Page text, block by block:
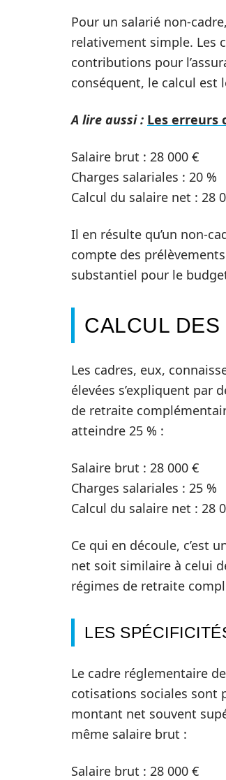
Pour un salarié non-
relativement simple. Les
contributions pour
conséquent, le calcul est
A lire aussi : Les erreurs
Salaire brut : 28 000 €
Charges salariales : 20 %
Calcul du salaire net : 28
Il en résulte qu’un non-
compte des
substantiel pour le
CALCUL
Les cadres, eux,
élevées s’expliquent par
de retraite
atteindre 25 % :
Salaire brut : 28 000 €
Charges salariales : 25 %
Calcul du salaire net : 28
Ce qui en découle, c’est
net soit similaire à celui
régimes de retraite
LES
Le cadre réglementaire
cotisations sociales sont
montant net souvent
même salaire brut :
Salaire brut : 28 000 €